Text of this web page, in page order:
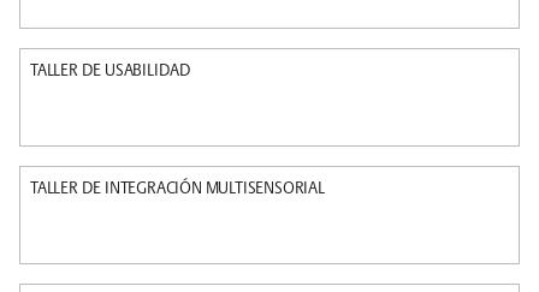
TALLER DE USABILIDAD
TALLER DE INTEGRACIÓN MULTISENSORIAL